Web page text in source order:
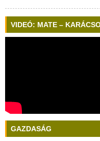
VIDEÓ: MATE –
GAZDASÁG